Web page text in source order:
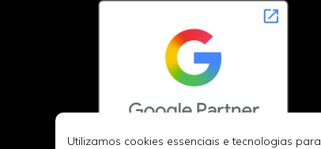
Utilizamos cookies essenciais e tecnologias para